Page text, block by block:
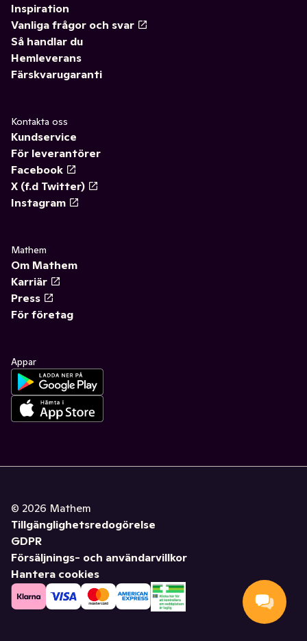
Inspiration
Vanliga frågor och svar
Så handlar du
Hemleverans
Färskvarugaranti
Kontakta oss
Kundservice
För leverantörer
Facebook
X (f.d Twitter)
Instagram
Mathem
Om Mathem
Karriär
Press
För företag
Appar
© 2026 Mathem
Tillgänglighetsredogörelse
GDPR
Försäljnings- och användarvillkor
Hantera cookies